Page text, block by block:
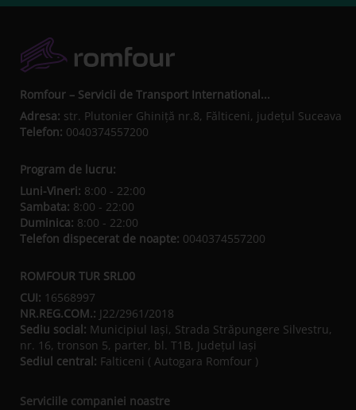
Romfour – Servicii de Transport International...
Adresa: str. Plutonier Ghiniţă nr.8, Fălticeni, judeţul Suceava
Telefon: 0040374557200
Program de lucru:
Luni-Vineri: 8:00 - 22:00
Sambata: 8:00 - 22:00
Duminica: 8:00 - 22:00
Telefon dispecerat de noapte: 0040374557200
ROMFOUR TUR SRL00
CUI: 16568997
NR.REG.COM.: J22/2961/2018
Sediu social: Municipiul Iaşi, Strada Străpungere Silvestru,
nr. 16, tronson 5, parter, bl. T1B, Județul Iaşi
Sediul central: Falticeni ( Autogara Romfour )
Serviciile companiei noastre